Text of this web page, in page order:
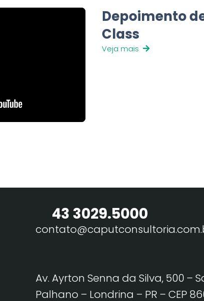
Depoimento
Class
Veja mais
43 3029.5000
Av. Ayrton Senna da Silva, 500 –
Palhano – Londrina – PR – CEP